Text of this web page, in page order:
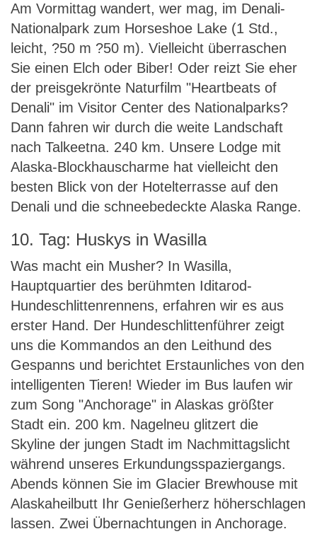
Am Vormittag wandert, wer mag, im Denali-
Nationalpark zum Horseshoe Lake (1 Std.,
leicht, ?50 m ?50 m). Vielleicht überraschen
Sie einen Elch oder Biber! Oder reizt Sie eher
der preisgekrönte Naturfilm "Heartbeats of
Denali" im Visitor Center des Nationalparks?
Dann fahren wir durch die weite Landschaft
nach Talkeetna. 240 km. Unsere Lodge mit
Alaska-Blockhauscharme hat vielleicht den
besten Blick von der Hotelterrasse auf den
Denali und die schneebedeckte Alaska Range.
10. Tag: Huskys in Wasilla
Was macht ein Musher? In Wasilla,
Hauptquartier des berühmten Iditarod-
Hundeschlittenrennens, erfahren wir es aus
erster Hand. Der Hundeschlittenführer zeigt
uns die Kommandos an den Leithund des
Gespanns und berichtet Erstaunliches von den
intelligenten Tieren! Wieder im Bus laufen wir
zum Song "Anchorage" in Alaskas größter
Stadt ein. 200 km. Nagelneu glitzert die
Skyline der jungen Stadt im Nachmittagslicht
während unseres Erkundungsspaziergangs.
Abends können Sie im Glacier Brewhouse mit
Alaskaheilbutt Ihr Genießerherz höherschlagen
lassen. Zwei Übernachtungen in Anchorage.